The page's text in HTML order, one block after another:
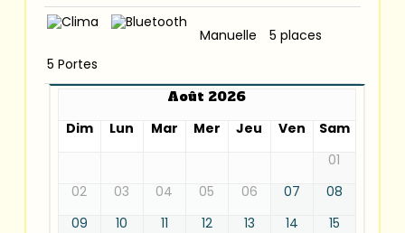
Manuelle
5 places
5 Portes
Août 2026
Dim
Lun Mar Mer Jeu Ven
Sam
01
02
03 04 05 06 07
08
09
10 11 12 13 14
15